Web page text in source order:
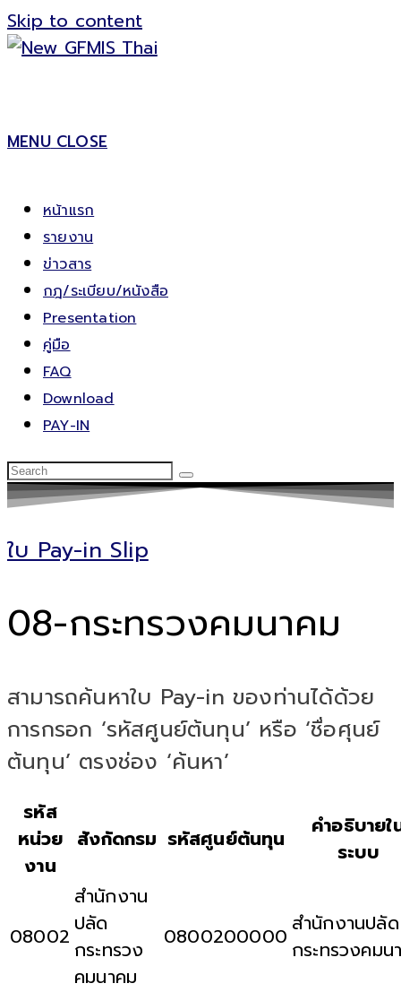
Skip to content
MENU CLOSE
หน้าแรก
รายงาน
ข่าวสาร
กฎ/ระเบียบ/หนังสือ
Presentation
คู่มือ
FAQ
Download
PAY-IN
ใบ Pay-in Slip
08-กระทรวงคมนาคม
สามารถค้นหาใบ Pay-in ของท่านได้ด้วย
การกรอก ‘รหัสศูนย์ต้นทุน’ หรือ ‘ชื่อศุนย์
ต้นทุน’ ตรงช่อง ‘ค้นหา’
รหัส
หน่วย
งาน
สังกัดกรม รหัสศูนย์ต้นทุน
คำอธิบายใ
ระบบ
08002
สำนักงาน
ปลัด
กระทรวง
คมนาคม
0800200000 สำนักงานปลัด
กระทรวงคมน